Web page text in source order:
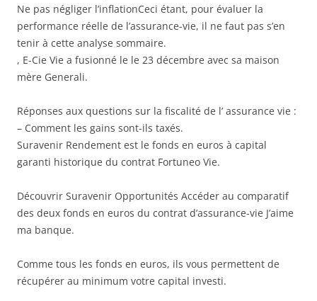
Ne pas négliger l’inflationCeci étant, pour évaluer la
performance réelle de l’assurance-vie, il ne faut pas s’en
tenir à cette analyse sommaire.
, E-Cie Vie a fusionné le le 23 décembre avec sa maison
mère Generali.
Réponses aux questions sur la fiscalité de l’ assurance vie :
– Comment les gains sont-ils taxés.
Suravenir Rendement est le fonds en euros à capital
garanti historique du contrat Fortuneo Vie.
Découvrir Suravenir Opportunités Accéder au comparatif
des deux fonds en euros du contrat d’assurance-vie J’aime
ma banque.
Comme tous les fonds en euros, ils vous permettent de
récupérer au minimum votre capital investi.